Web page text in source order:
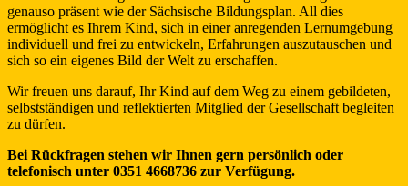
genauso präsent wie der Sächsische Bildungsplan. All dies
ermöglicht es Ihrem Kind, sich in einer anregenden Lernumgebung
individuell und frei zu entwickeln, Erfahrungen auszutauschen und
sich so ein eigenes Bild der Welt zu erschaffen.
Wir freuen uns darauf, Ihr Kind auf dem Weg zu einem gebildeten,
selbstständigen und reflektierten Mitglied der Gesellschaft begleiten
zu dürfen.
Bei Rückfragen stehen wir Ihnen gern persönlich oder
telefonisch unter 0351 4668736 zur Verfügung.